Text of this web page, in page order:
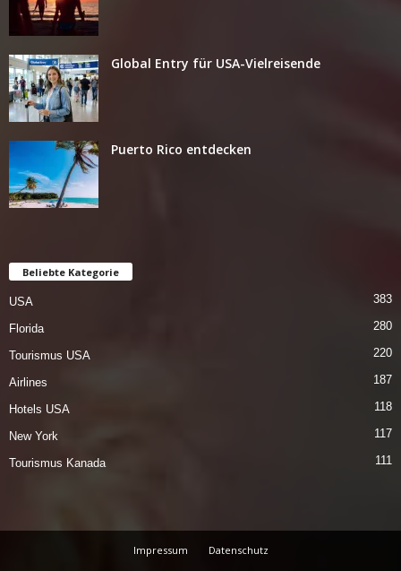
Global Entry für USA-Vielreisende
Puerto Rico entdecken
Beliebte Kategorie
USA 383
Florida 280
Tourismus USA 220
Airlines 187
Hotels USA 118
New York 117
Tourismus Kanada 111
Impressum Datenschutz